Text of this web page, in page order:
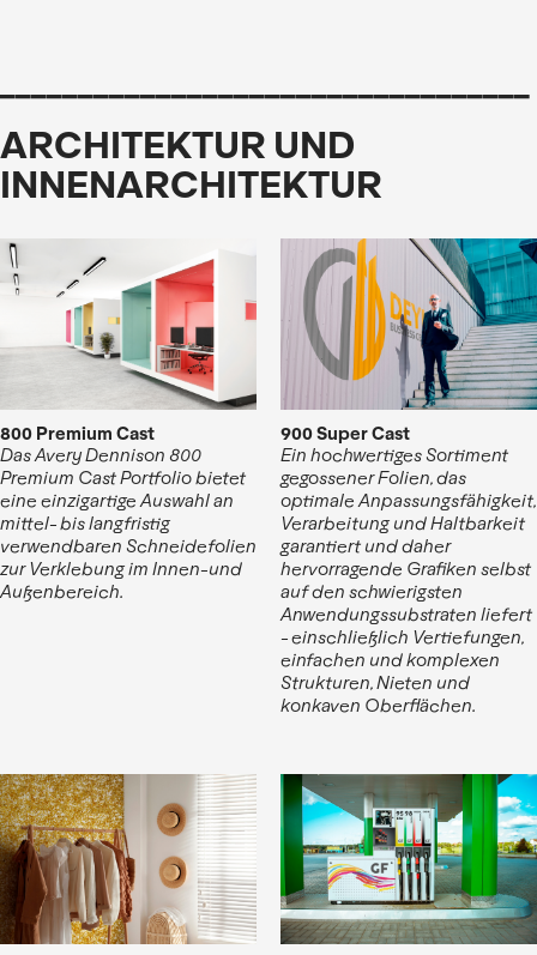
ARCHITEKTUR UND
INNENARCHITEKTUR
800 Premium Cast
Das Avery Dennison 800
Premium Cast Portfolio bietet
eine einzigartige Auswahl an
mittel- bis langfristig
verwendbaren Schneidefolien
zur Verklebung im Innen-und
Außenbereich.
900 Super Cast
Ein hochwertiges Sortiment
gegossener Folien, das
optimale Anpassungsfähigkeit,
Verarbeitung und Haltbarkeit
garantiert und daher
hervorragende Grafiken selbst
auf den schwierigsten
Anwendungssubstraten liefert
- einschließlich Vertiefungen,
einfachen und komplexen
Strukturen, Nieten und
konkaven Oberflächen.